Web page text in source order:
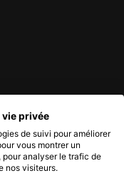
privée
de suivi pour améliorer
vous montrer un
analyser le trafic de
nos visiteurs.